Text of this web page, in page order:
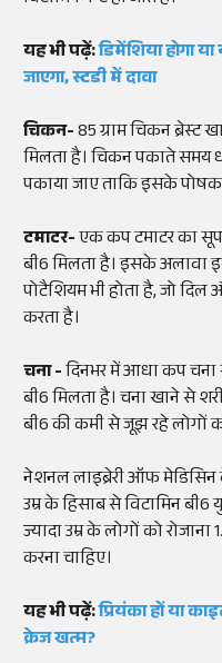
यह भी पढ़ें:डिमेंशिया होगा
जाएगा, स्टडी में दावा
चिकन-85 ग्राम चिकन ब्रेस्ट
मिलता है। चिकन पकाते समय
पकाया जाए ताकि इसके पोषक
टमाटर-एक कप टमाटर का सूप
बी6 मिलता है। इसके अलावा
पोटैशियम भी होता है, जो
करता है।
चना -दिनभर में आधा कप चना
बी6 मिलता है। चना खाने से
बी6 की कमी से जूझ रहे लोगों
नेशनल लाइब्रेरी ऑफ मेडिसिन
उम्र के हिसाब से विटामिन
ज्यादा उम्र के लोगों को
करना चाहिए।
यह भी पढ़ें:प्रियंका हों या
क्रेज खत्म?